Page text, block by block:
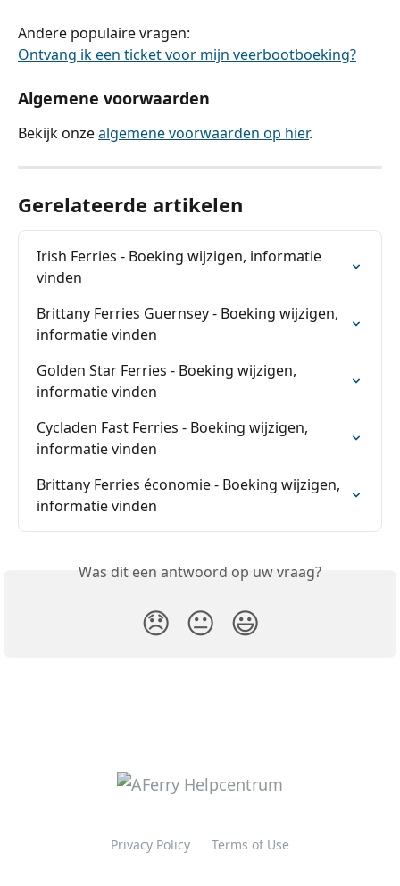
Andere populaire vragen:
Ontvang ik een ticket voor mijn veerbootboeking?
Algemene voorwaarden
Bekijk onze algemene voorwaarden op hier.
Gerelateerde artikelen
Irish Ferries - Boeking wijzigen, informatie
vinden
Brittany Ferries Guernsey - Boeking wijzigen,
informatie vinden
Golden Star Ferries - Boeking wijzigen,
informatie vinden
Cycladen Fast Ferries - Boeking wijzigen,
informatie vinden
Brittany Ferries économie - Boeking wijzigen,
informatie vinden
Was dit een antwoord op uw vraag?
😞 😐 😃
Privacy Policy Terms of Use